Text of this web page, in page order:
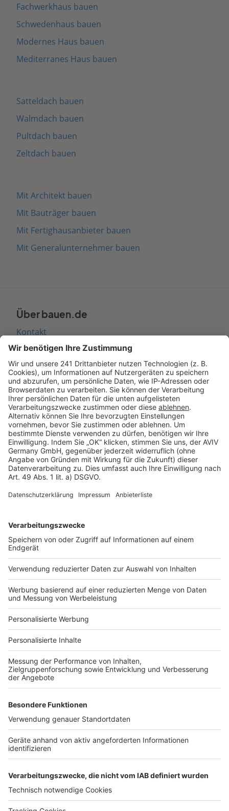
Fachwerkhaus bauen
Schwedenhaus bauen
Modernes Haus bauen
Mediterranes Haus bauen
Satteldach bauen
Walmdach bauen
Pultdach bauen
Zeltdach bauen
Mit Architekt bauen
Mit Bauträger bauen
Mit Fertighausanbieter bauen
Mit Generalunternehmer bauen
Über bauen.de
Kontakt
Seitenaufbau
Barrierefreiheit
Cookie Einstellungen
Rechtliches
AGB-Übersicht
Datenschutz
Impressum
Services
Bauprojekt-Quiz
Häuser-Suche
Hausanbieter-Suche
Bauprojekt-Profil
Für Unternehmen
Ihre Baufirma auf bauen.de
Kostenloses Infogespräch